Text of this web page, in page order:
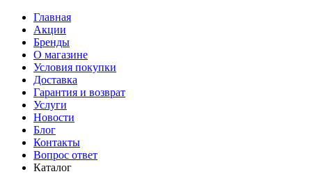
Главная
Акции
Бренды
О магазине
Условия покупки
Доставка
Гарантия и возврат
Услуги
Новости
Блог
Контакты
Вопрос ответ
Каталог